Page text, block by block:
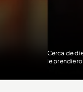
Cerca de
le